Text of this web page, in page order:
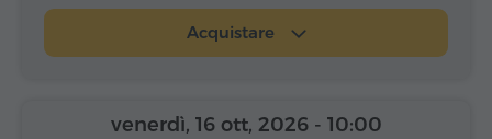
Acquistare
venerdì, 16 ott, 2026 - 10:00